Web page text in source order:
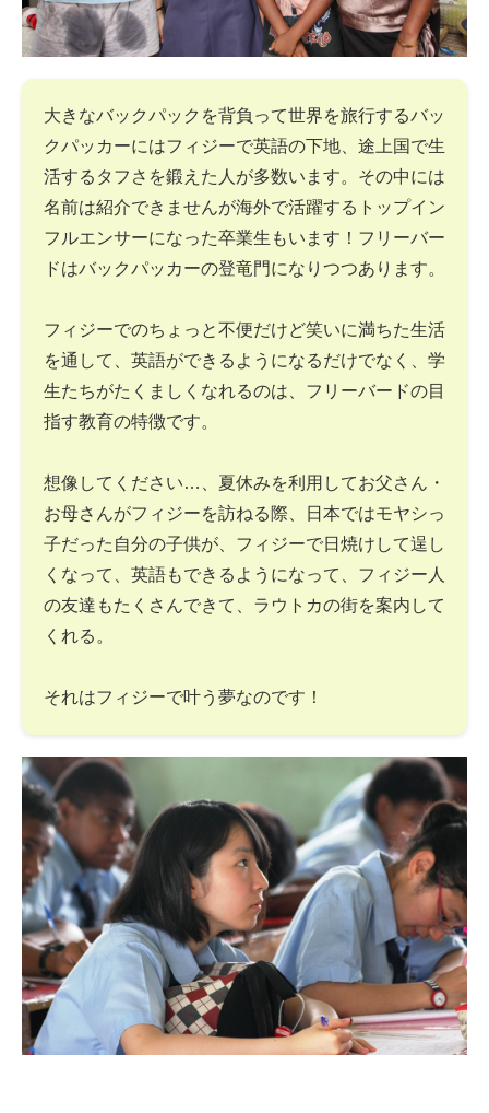
大きなバックパックを背負って世界を旅行するバッ
クパッカーにはフィジーで英語の下地、途上国で生
活するタフさを鍛えた人が多数います。その中には
名前は紹介できませんが海外で活躍するトップイン
フルエンサーになった卒業生もいます！フリーバー
ドはバックパッカーの登竜門になりつつあります。
フィジーでのちょっと不便だけど笑いに満ちた生活
を通して、英語ができるようになるだけでなく、学
生たちがたくましくなれるのは、フリーバードの目
指す教育の特徴です。
想像してください…、夏休みを利用してお父さん・
お母さんがフィジーを訪ねる際、日本ではモヤシっ
子だった自分の子供が、フィジーで日焼けして逞し
くなって、英語もできるようになって、フィジー人
の友達もたくさんできて、ラウトカの街を案内して
くれる。
それはフィジーで叶う夢なのです！